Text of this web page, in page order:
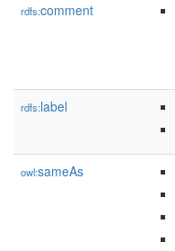
rdfs:comment
rdfs:label
owl:sameAs